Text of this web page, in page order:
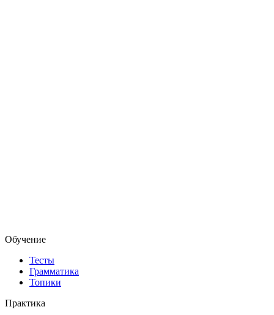
Обучение
Тесты
Грамматика
Топики
Практика